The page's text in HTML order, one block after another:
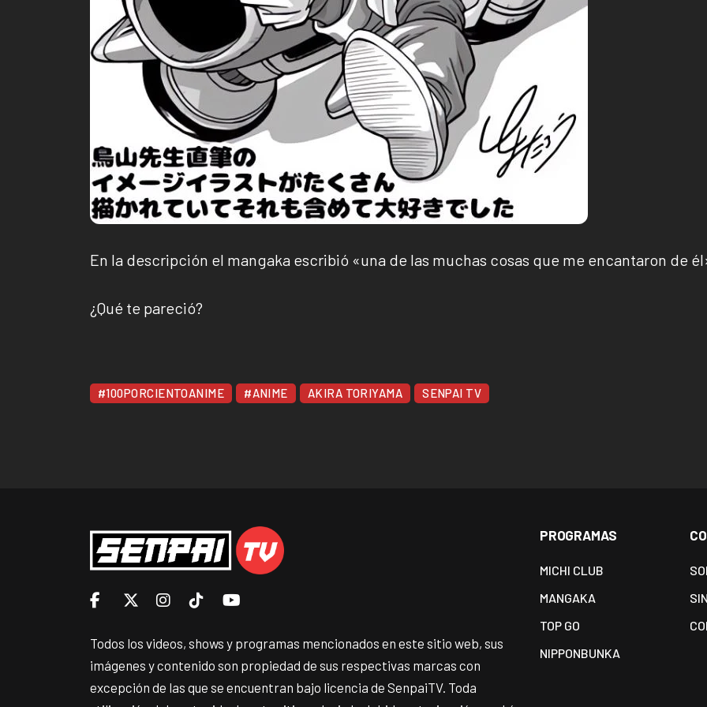
En la descripción el mangaka escribió «una de las muchas cosas que me encantaron de
¿Qué te pareció?
#100PORCIENTOANIME #ANIME AKIRA TORIYAMA SENPAI TV
Todos los videos, shows y programas mencionados en este sitio web, sus
imágenes y contenido son propiedad de sus respectivas marcas con
excepción de las que se encuentran bajo licencia de SenpaiTV. Toda
PROGRAMAS
MICHI CLUB
MANGAKA
TOP GO
NIPPONBUNKA